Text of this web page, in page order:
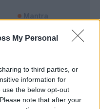
My Personal
to third parties, or
information for
the below opt-out
note that after your
Mantra
Titolare
Entrato 2 - 5
Squalificato